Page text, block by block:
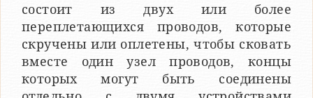
состоит из двух или более
переплетающихся проводов, которые
скручены или оплетены, чтобы сковать
вместе один узел проводов, концы
которых могут быть соединены